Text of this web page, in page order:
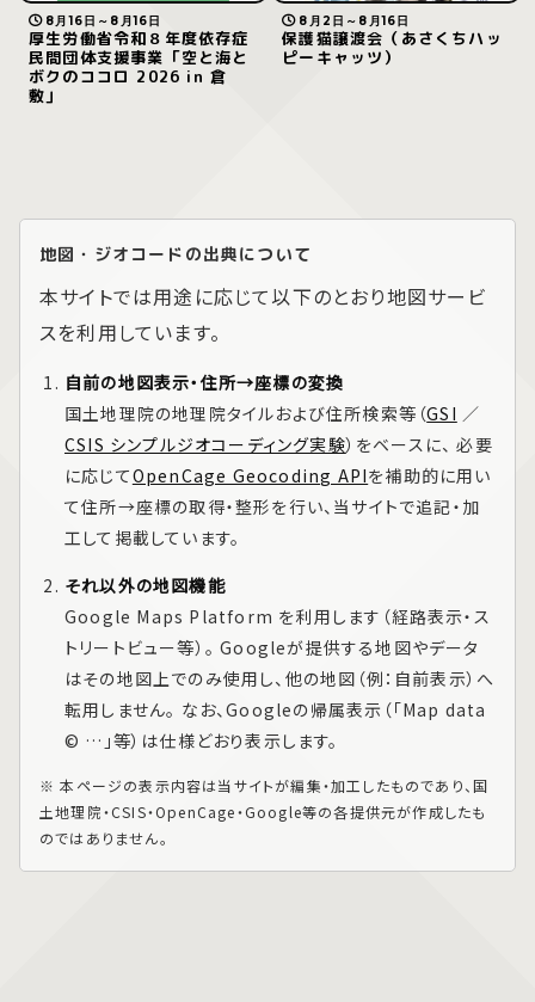
8月16日～8月16日
厚生労働省令和８年度依存症
民間団体支援事業「空と海と
ボクのココロ 2026 in 倉
敷」
8月2日～8月16日
保護猫譲渡会（あさくちハッ
ピーキャッツ）
地図・ジオコードの出典について
本サイトでは用途に応じて以下のとおり地図サービ
スを利用しています。
自前の地図表示・住所→座標の変換
国土地理院の地理院タイルおよび住所検索等（GSI ／
CSIS シンプルジオコーディング実験）をベースに、 必要
に応じてOpenCage Geocoding APIを補助的に用い
て住所→座標の取得・整形を行い、当サイトで追記・加
工して掲載しています。
それ以外の地図機能
Google Maps Platform を利用します（経路表示・ス
トリートビュー等）。 Googleが提供する地図やデータ
はその地図上でのみ使用し、他の地図（例：自前表示）へ
転用しません。 なお、Googleの帰属表示（「Map data
© …」等）は仕様どおり表示します。
※ 本ページの表示内容は当サイトが編集・加工したものであり、国
土地理院・CSIS・OpenCage・Google等の各提供元が作成したも
のではありません。